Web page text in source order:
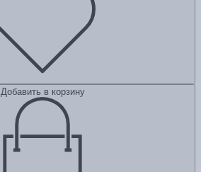
Добавить в корзину